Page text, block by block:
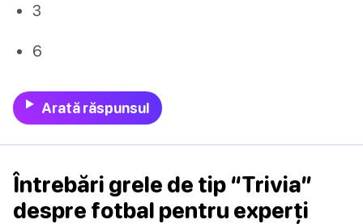
3
6
Arată răspunsul
Întrebări grele de tip “Trivia”
despre fotbal pentru experți